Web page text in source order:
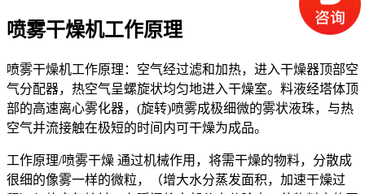
喷雾干燥机工作原理
喷雾干燥机工作原理：空气经过滤和加热，进入干燥器顶部空
气分配器，热空气呈螺旋状均匀地进入干燥室。料液经塔体顶
部的高速离心雾化器，(旋转)喷雾成极细微的雾状液珠，与热
空气并流接触在极短的时间内可干燥为成品。
工作原理/喷雾干燥 通过机械作用，将需干燥的物料，分散成
很细的像雾一样的微粒，（增大水分蒸发面积，加速干燥过